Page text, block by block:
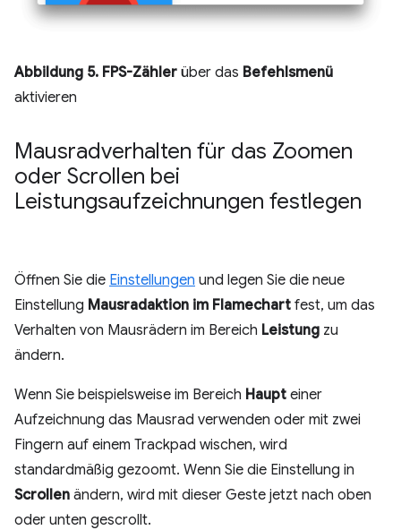
Abbildung 5. FPS-Zähler über das Befehlsmenü
aktivieren
Mausradverhalten für das Zoomen
oder Scrollen bei
Leistungsaufzeichnungen festlegen
Öffnen Sie die Einstellungen und legen Sie die neue
Einstellung Mausradaktion im Flamechart fest, um das
Verhalten von Mausrädern im Bereich Leistung zu
ändern.
Wenn Sie beispielsweise im Bereich Haupt einer
Aufzeichnung das Mausrad verwenden oder mit zwei
Fingern auf einem Trackpad wischen, wird
standardmäßig gezoomt. Wenn Sie die Einstellung in
Scrollen ändern, wird mit dieser Geste jetzt nach oben
oder unten gescrollt.